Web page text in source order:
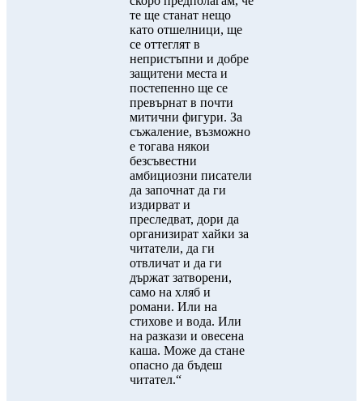
те ще станат нещо
като отшелници, ще
се оттеглят в
непристъпни и добре
защитени места и
постепенно ще се
превърнат в почти
митични фигури. За
съжаление, възможно
е тогава някои
безсъвестни
амбициозни писатели
да започнат да ги
издирват и
преследват, дори да
организират хайки за
читатели, да ги
отвличат и да ги
държат затворени,
само на хляб и
романи. Или на
стихове и вода. Или
на разкази и овесена
каша. Може да стане
опасно да бъдеш
читател.“